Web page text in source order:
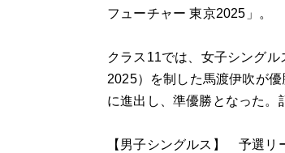
フューチャー 東京2025」。
クラス11では、女子シング
2025）を制した馬渡伊吹が
に進出し、準優勝となった。
【男子シングルス】 予選リ